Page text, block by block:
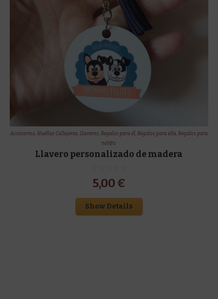
Accesorios, Huellas Callejeras, Llaveros, Regalos para él, Regalos para ella, Regalos para
niñ@s
Llavero personalizado de madera
5,00 €
Show Details